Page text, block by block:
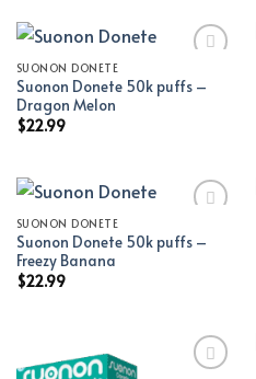
Add to wishlist
SUONON DONETE
Suonon Donete 50k puffs –
Dragon Melon
$22.99
Add to wishlist
SUONON DONETE
Suonon Donete 50k puffs –
Freezy Banana
$22.99